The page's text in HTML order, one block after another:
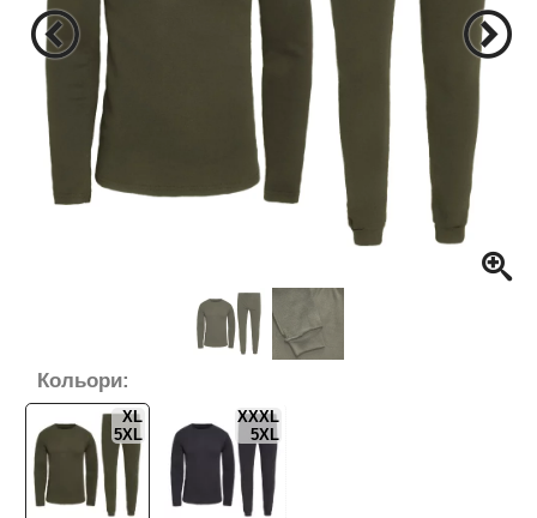
Кольори:
XL
5XL
XXXL
5XL